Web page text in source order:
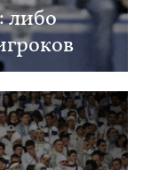
либо